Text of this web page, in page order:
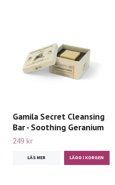
Gamila Secret Cleansing
Bar - Soothing Geranium
249 kr
LÄS MER